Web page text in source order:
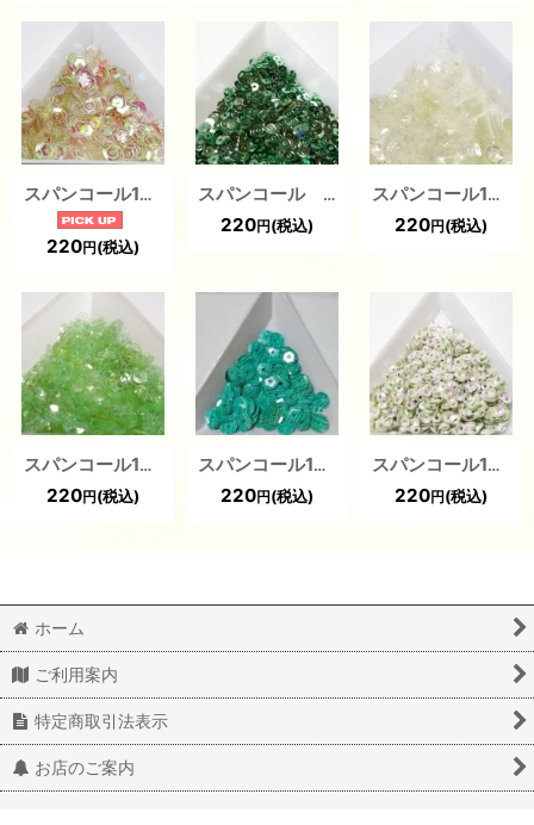
スパンコール1437 亀甲5mm グリーン 2g
220円 (税込)
スパンコール 1466 グリーン 平 3ミリ 2g
220円 (税込)
スパンコール1382 亀甲４mm グリーン
220円 (税込)
スパンコール1383 亀甲４mm グリーン
220円 (税込)
スパンコール1335 亀甲6mm グリーン 1g
220円 (税込)
スパンコール1354 ラウンド3mm グリーン 2g
220円 (税込)
ホーム
ご利用案内
特定商取引法表示
お店のご案内